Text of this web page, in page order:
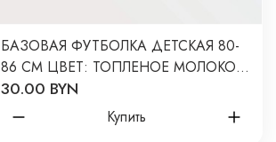
БАЗОВАЯ ФУТБОЛКА ДЕТСКАЯ 80-
86 СМ ЦВЕТ: ТОПЛЕНОЕ МОЛОКО
2105-79
30.00 BYN
Купить